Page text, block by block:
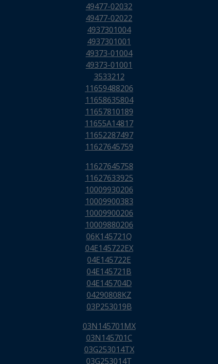
49477-02032
49477-02022
4937301004
4937301001
49373-01004
49373-01001
3533212
11659488206
11658635804
11657810189
11655A14817
11652287497
11627645759
11627645758
11627633925
10009930206
10009900383
10009900206
10009880206
06K145721Q
04E145722EX
04E145722E
04E145721B
04E145704D
04290808KZ
03P253019B
03N145701MX
03N145701C
03G253014TX
03G253014T